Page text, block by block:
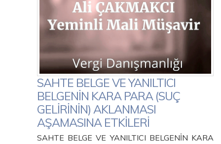
SAHTE BELGE VE YANILTICI
BELGENİN KARA PARA (SUÇ
GELİRİNİN) AKLANMASI
AŞAMASINA ETKİLERİ
SAHTE BELGE VE YANILTICI BELGENİN KARA